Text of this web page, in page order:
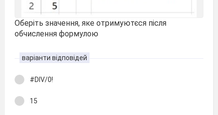
Оберіть значення, яке отримуютєся після
обчислення формулою
варіанти відповідей
#DIV/0!
15